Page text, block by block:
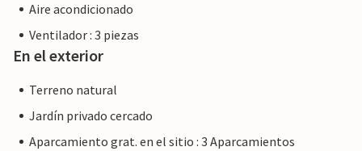
Aire acondicionado
Ventilador : 3 piezas
En el exterior
Terreno natural
Jardín privado cercado
Aparcamiento grat. en el sitio : 3 Aparcamientos